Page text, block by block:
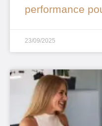
performance
23/09/2025